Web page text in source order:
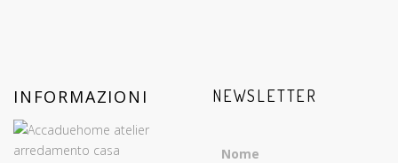
INFORMAZIONI NEWSLETTER
Nome